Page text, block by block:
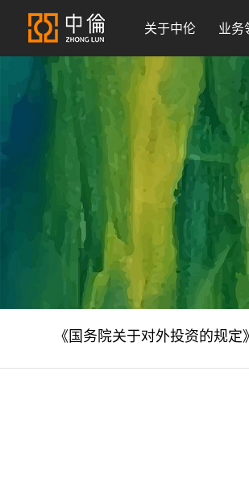
关于中伦 业务
《国务院关于对外投资的规